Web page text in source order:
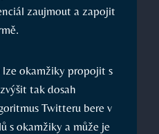
zaujmout a zapojit
okamžiky propojit s
tak dosah
Twitteru bere v
s okamžiky a může je